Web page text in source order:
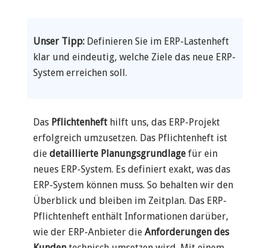
Unser Tipp: Definieren Sie im ERP-Lastenheft
klar und eindeutig, welche Ziele das neue ERP-
System erreichen soll.
Das Pflichtenheft hilft uns, das ERP-Projekt
erfolgreich umzusetzen. Das Pflichtenheft ist
die detaillierte Planungsgrundlage für ein
neues ERP-System. Es definiert exakt, was das
ERP-System können muss. So behalten wir den
Überblick und bleiben im Zeitplan. Das ERP-
Pflichtenheft enthält Informationen darüber,
wie der ERP-Anbieter die Anforderungen des